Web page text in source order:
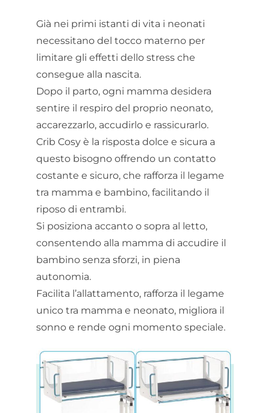
Già nei primi istanti di vita i neonati
necessitano del tocco materno per
limitare gli effetti dello stress che
consegue alla nascita.
Dopo il parto, ogni mamma desidera
sentire il respiro del proprio neonato,
accarezzarlo, accudirlo e rassicurarlo.
Crib Cosy è la risposta dolce e sicura a
questo bisogno offrendo un contatto
costante e sicuro, che rafforza il legame
tra mamma e bambino, facilitando il
riposo di entrambi.
Si posiziona accanto o sopra al letto,
consentendo alla mamma di accudire il
bambino senza sforzi, in piena
autonomia.
Facilita l’allattamento, rafforza il legame
unico tra mamma e neonato, migliora il
sonno e rende ogni momento speciale.